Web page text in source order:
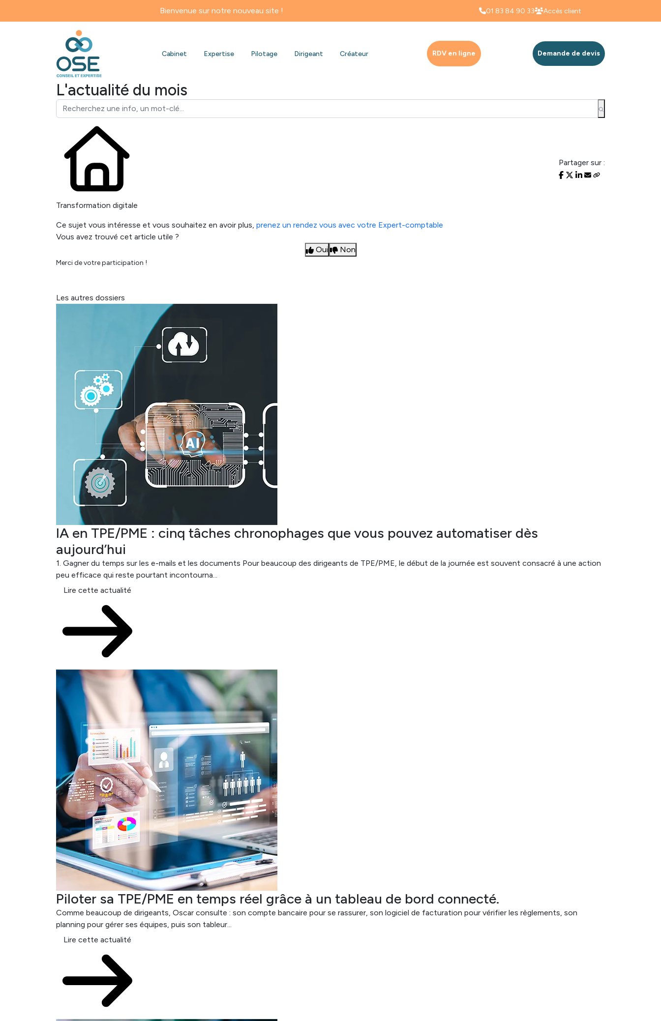
Bienvenue sur notre nouveau site ! 01 83 84 90 33 Accès client
Cabinet Expertise Pilotage Dirigeant Créateur RDV en ligne Demande de devis
L'actualité du mois
Transformation digitale
Partager sur :
Ce sujet vous intéresse et vous souhaitez en avoir plus, prenez un rendez vous avec votre Expert-comptable
Vous avez trouvé cet article utile ?
Oui
Non
Merci de votre participation !
Les autres dossiers
IA en TPE/PME : cinq tâches chronophages que vous pouvez automatiser dès
aujourd’hui
1. Gagner du temps sur les e-mails et les documents Pour beaucoup des dirigeants de TPE/PME, le début de la journée est souvent consacré à une action
peu efficace qui reste pourtant incontourna...
Lire cette actualité
Piloter sa TPE/PME en temps réel grâce à un tableau de bord connecté.
Comme beaucoup de dirigeants, Oscar consulte : son compte bancaire pour se rassurer, son logiciel de facturation pour vérifier les règlements, son
planning pour gérer ses équipes, puis son tableur...
Lire cette actualité